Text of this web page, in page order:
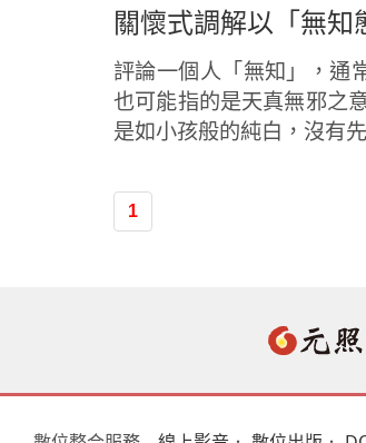
關懷式調解以「無知
評論一個人「無知」，通
也可能指的是天真無邪之
是如小孩般的純白，沒有
1